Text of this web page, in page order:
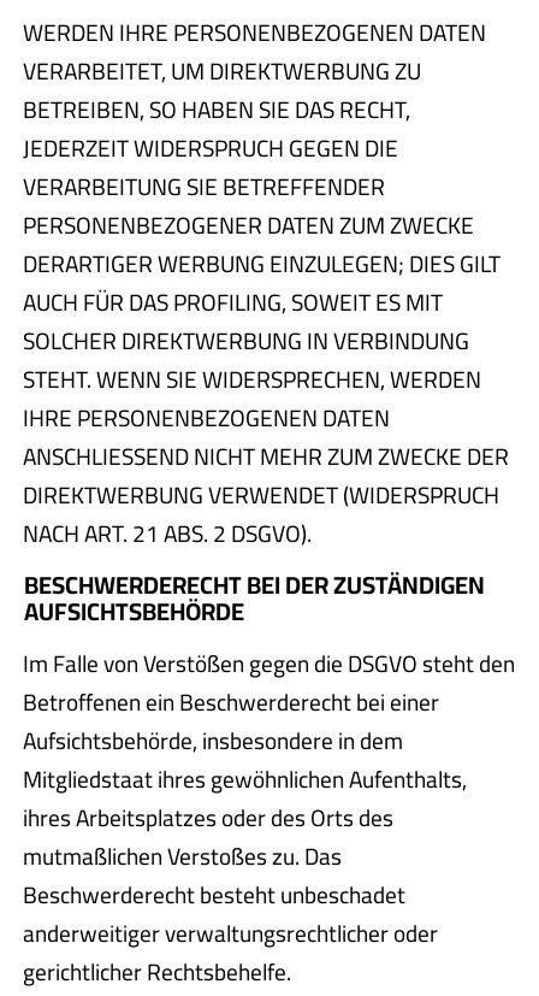
WERDEN IHRE PERSONENBEZOGENEN DATEN
VERARBEITET, UM DIREKTWERBUNG ZU
BETREIBEN, SO HABEN SIE DAS RECHT,
JEDERZEIT WIDERSPRUCH GEGEN DIE
VERARBEITUNG SIE BETREFFENDER
PERSONENBEZOGENER DATEN ZUM ZWECKE
DERARTIGER WERBUNG EINZULEGEN; DIES GILT
AUCH FÜR DAS PROFILING, SOWEIT ES MIT
SOLCHER DIREKTWERBUNG IN VERBINDUNG
STEHT. WENN SIE WIDERSPRECHEN, WERDEN
IHRE PERSONENBEZOGENEN DATEN
ANSCHLIESSEND NICHT MEHR ZUM ZWECKE DER
DIREKTWERBUNG VERWENDET (WIDERSPRUCH
NACH ART. 21 ABS. 2 DSGVO).
BESCHWERDE­RECHT BEI DER ZUSTÄNDIGEN
AUFSICHTS­BEHÖRDE
Im Falle von Verstößen gegen die DSGVO steht den
Betroffenen ein Beschwerderecht bei einer
Aufsichtsbehörde, insbesondere in dem
Mitgliedstaat ihres gewöhnlichen Aufenthalts,
ihres Arbeitsplatzes oder des Orts des
mutmaßlichen Verstoßes zu. Das
Beschwerderecht besteht unbeschadet
anderweitiger verwaltungsrechtlicher oder
gerichtlicher Rechtsbehelfe.